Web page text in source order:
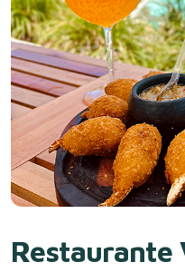
Restaurante